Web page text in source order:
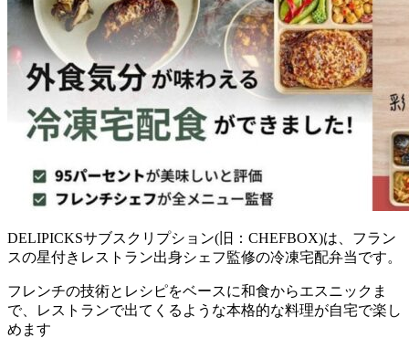
DELIPICKSサブスクリプション(旧：CHEFBOX)は、フラン
スの星付きレストラン出身シェフ監修の冷凍宅配弁当です。
フレンチの技術とレシピをベースに和食からエスニックま
で、レストランで出てくるような本格的な料理が自宅で楽し
めます